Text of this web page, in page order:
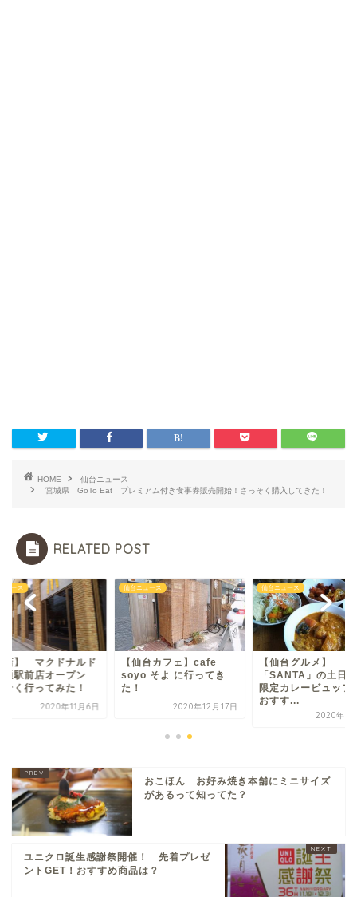
HOME
仙台ニュース
宮城県 GoTo Eat プレミアム付き食事券販売開始！さっそく購入してきた！
RELATED POST
ュース
店】 マクドナルド
通駅前店オープン
そく行ってみた！
2020年11月6日
仙台ニュース
【仙台カフェ】cafe
soyo そよ に行ってき
た！
2020年12月17日
仙台ニュース
【仙台グルメ】
「SANTA」の土日
限定カレービュッフ
おすす...
2020年11
おこほん お好み焼き本舗にミニサイズ
があるって知ってた？
ユニクロ誕生感謝祭開催！ 先着プレゼ
ントGET！おすすめ商品は？